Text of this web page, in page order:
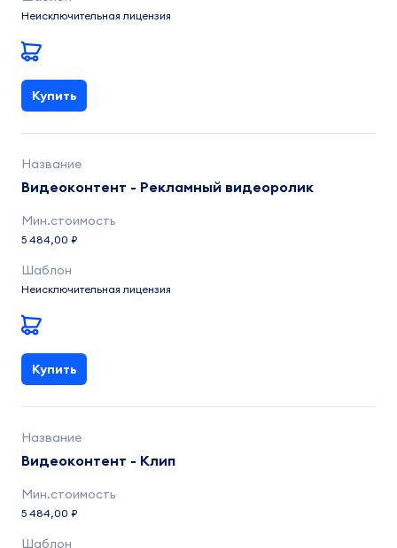
Неисключительная лицензия
Купить
Видеоконтент - Рекламный видеоролик
5 484,00 ₽
Неисключительная лицензия
Купить
Видеоконтент - Клип
5 484,00 ₽